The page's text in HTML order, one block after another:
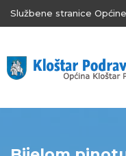
Službene stranice